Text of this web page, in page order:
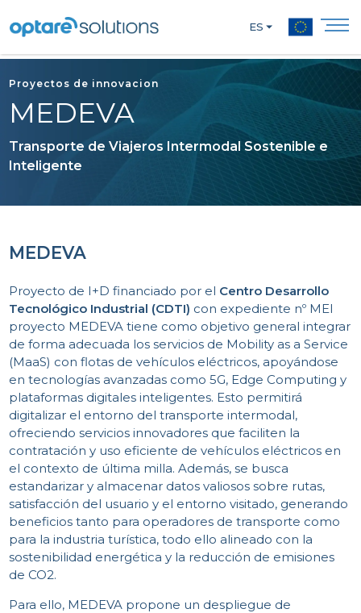
ES
Proyectos de innovacion
MEDEVA
Transporte de Viajeros Intermodal Sostenible e
Inteligente
MEDEVA
Proyecto de I+D financiado por el Centro Desarrollo
Tecnológico Industrial (CDTI) con expediente nº MEl
proyecto MEDEVA tiene como objetivo general integrar
de forma adecuada los servicios de Mobility as a Service
(MaaS) con flotas de vehículos eléctricos, apoyándose
en tecnologías avanzadas como 5G, Edge Computing y
plataformas digitales inteligentes. Esto permitirá
digitalizar el entorno del transporte intermodal,
ofreciendo servicios innovadores que faciliten la
contratación y uso eficiente de vehículos eléctricos en
el contexto de última milla. Además, se busca
estandarizar y almacenar datos valiosos sobre rutas,
satisfacción del usuario y el entorno visitado, generando
beneficios tanto para operadores de transporte como
para la industria turística, todo ello alineado con la
sostenibilidad energética y la reducción de emisiones
de CO2.
Para ello, MEDEVA propone un despliegue de